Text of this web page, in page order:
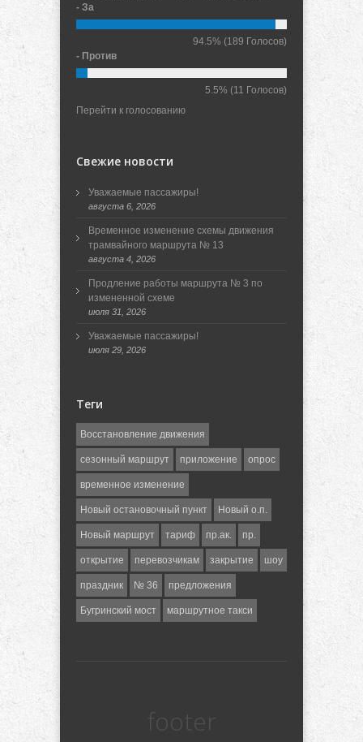
- За
94.5% (189 Голосов)
- Против
5.5% (11 Голосов)
Перейти к голосованию
Свежие новости
Уважаемые пассажиры!
августа 6, 2026
Временное изменение схемы движения
трамвайного маршрута № 13
августа 4, 2026
Продление работы маршрута № 3 по
измененной схеме
июля 31, 2026
Уважаемые пассажиры!
июля 29, 2026
Теги
Восстановление движения
сезонный маршрут приложение опрос
временное изменение
Новый остановочный пункт Новый о.п.
Новый маршрут тариф пр.ак. пр.
открытие перевозчикам закрытие шоу
праздник № 36 предложения
Бугринский мост маршрутное такси
footer